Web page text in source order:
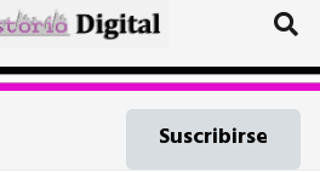
Suscribirse